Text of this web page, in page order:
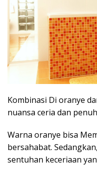
Kombinasi Di oranye
nuansa ceria dan
Warna oranye bisa
bersahabat.
sentuhan keceriaan